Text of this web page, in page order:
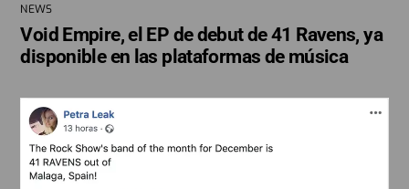
NEWS
Void Empire, el EP de debut de 41 Ravens, ya
disponible en las plataformas de música